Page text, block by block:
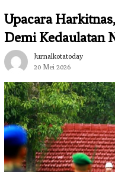
Upacara
Demi Kedaulatan
Jurnalkotatoday
20 Mei 2026